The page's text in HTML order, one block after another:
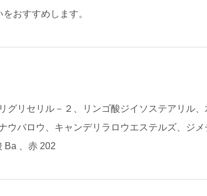
おすすめします。
グリセリル－２、リンゴ酸ジイソステアリル
ウバロウ、キャンデリラロウエステルズ、ジ
Ba 、赤 202